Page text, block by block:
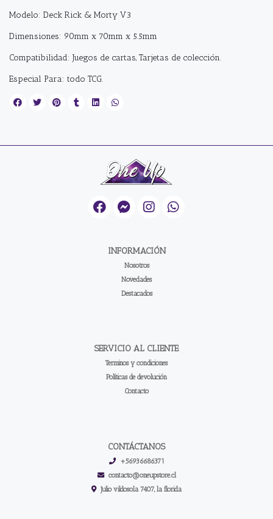
Modelo: Deck Rick & Morty V3
Dimensiones: 90mm x 70mm x 5.5mm
Compatibilidad: Juegos de cartas, Tarjetas de colección.
Especial Para: todo TCG.
INFORMACIÓN
Nosotros
Novedades
Destacados
SERVICIO AL CLIENTE
Terminos y condiciones
Políticas de devolución
Contacto
CONTÁCTANOS
+56936686371
contacto@oneupstore.cl
Julio vildosola 7407, la florida